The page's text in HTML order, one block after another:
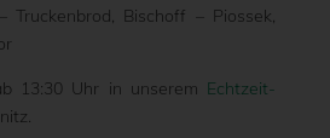
Truckenbrod, Bischoff – Piossek,
13:30 Uhr in unserem Echtzeit-